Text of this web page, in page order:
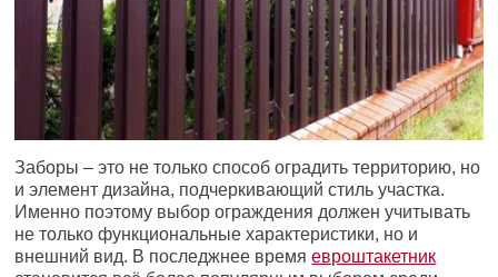
Заборы – это не только способ оградить территорию, но
и элемент дизайна, подчеркивающий стиль участка.
Именно поэтому выбор ограждения должен учитывать
не только функциональные характеристики, но и
внешний вид. В последжнее времяевроштакетник